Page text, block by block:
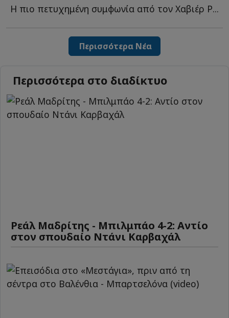
Η πιο πετυχημένη συμφωνία από τον Χαβιέρ Ρ...
Περισσότερα Νέα
Περισσότερα στο διαδίκτυο
Ρεάλ Μαδρίτης - Μπιλμπάο 4-2: Αντίο
στον σπουδαίο Ντάνι Καρβαχάλ